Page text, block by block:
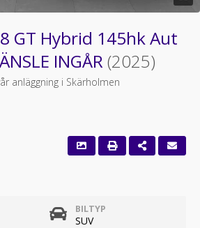
GT Hybrid 145hk Aut
INGÅR (2025)
anläggning i Skärholmen
BILTYP
SUV